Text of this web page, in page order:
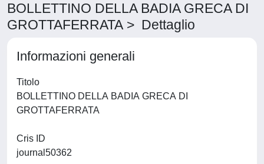
BOLLETTINO DELLA BADIA GRECA DI
GROTTAFERRATA > Dettaglio
Informazioni generali
Titolo
BOLLETTINO DELLA BADIA GRECA DI
Cris ID